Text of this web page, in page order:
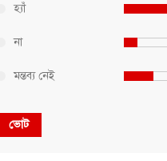
হ্যাঁ
না
মন্তব্য নেই
ভোট